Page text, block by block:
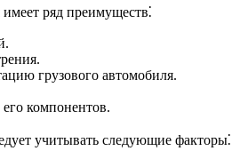
ряд преимуществ⁚
грузового автомобиля.
компонентов.
учитывать следующие факторы⁚